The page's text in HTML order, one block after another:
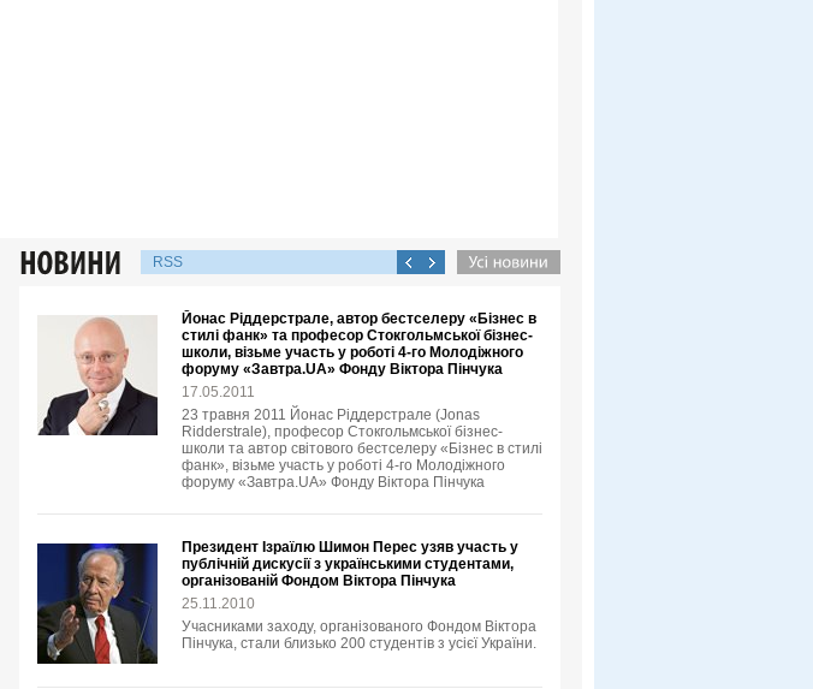
RSS
Йонас Ріддерстрале, автор бестселеру «Бізнес в
стилі фанк» та професор Стокгольмської бізнес-
школи, візьме участь у роботі 4-го Молодіжного
форуму «Завтра.UA» Фонду Віктора Пінчука
17.05.2011
23 травня 2011 Йонас Ріддерстрале (Jonas
Ridderstrale), професор Стокгольмської бізнес-
школи та автор світового бестселеру «Бізнес в стилі
фанк», візьме участь у роботі 4-го Молодіжного
форуму «Завтра.UA» Фонду Віктора Пінчука
Президент Ізраїлю Шимон Перес узяв участь у
публічній дискусії з українськими студентами,
організованій Фондом Віктора Пінчука
25.11.2010
Учасниками заходу, організованого Фондом Віктора
Пінчука, стали близько 200 студентів з усієї України.